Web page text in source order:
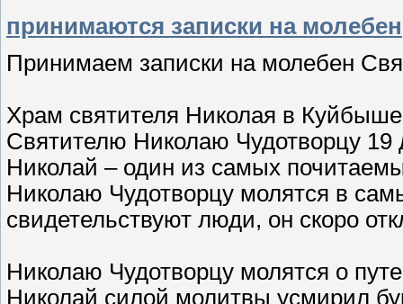
принимаются записки на молебен
Принимаем записки на молебен
Храм святителя Николая в
Святителю Николаю Чудотворцу 19
Николай – один из самых
Николаю Чудотворцу молятся в
свидетельствуют люди, он скоро
Николаю Чудотворцу молятся о
Николай силой молитвы усмирил